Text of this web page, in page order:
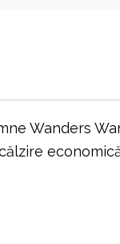
Wanders